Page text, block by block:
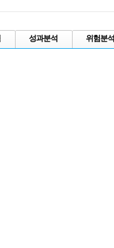
성과분석 위험분석